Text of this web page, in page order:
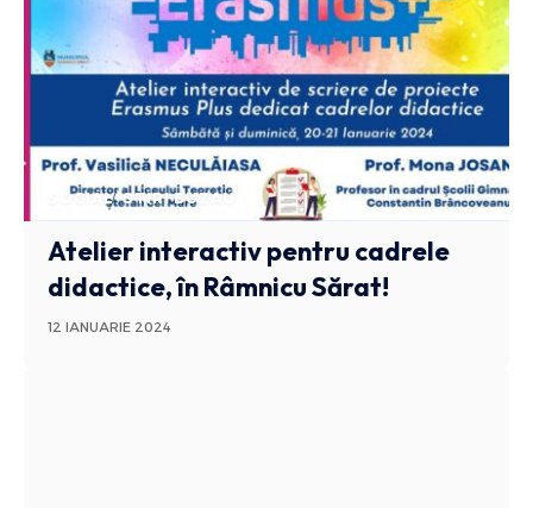
SOCIAL STIRI BUZAU
Atelier interactiv pentru cadrele
didactice, în Râmnicu Sărat!
12 IANUARIE 2024